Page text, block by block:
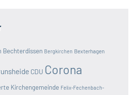
Bechterdissen Bergkirchen Bexterhagen
CDU Corona
Kirchengemeinde Felix-Fechenbach-